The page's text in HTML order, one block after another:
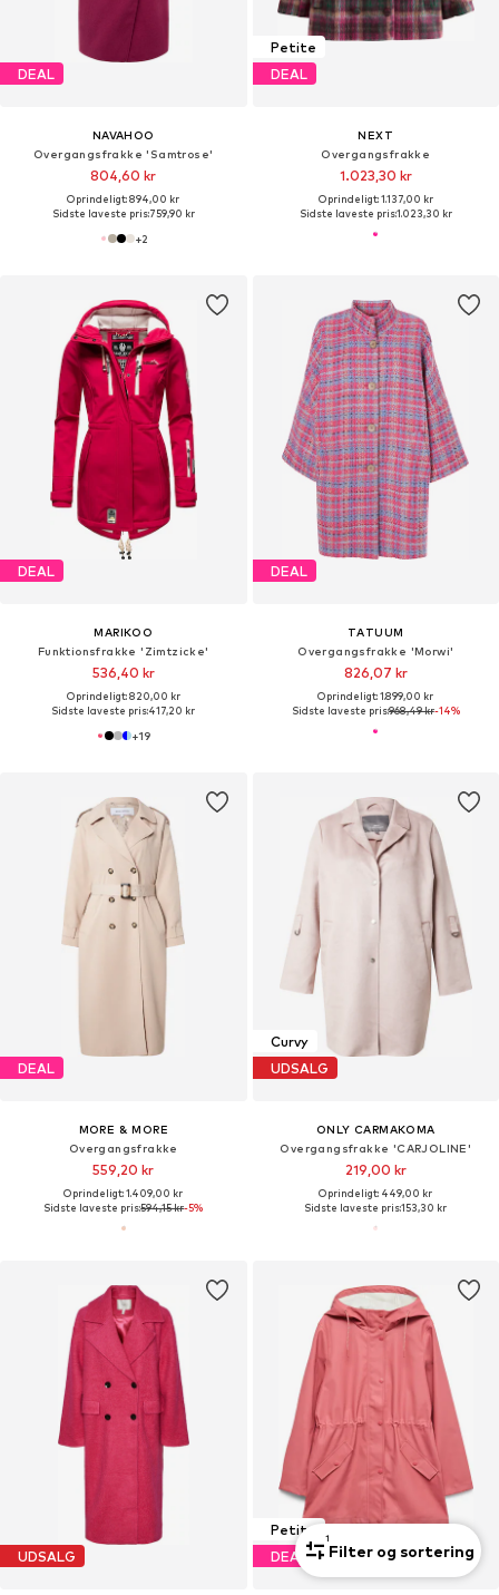
DEAL
NAVAHOO
Overgangsfrakke 'Samtrose'
804,60 kr
Oprindeligt: 894,00 kr
Sidste laveste pris:759,90 kr
+2
Petite
DEAL
NEXT
Overgangsfrakke
1.023,30 kr
Oprindeligt: 1.137,00 kr
Sidste laveste pris:1.023,30 kr
DEAL
MARIKOO
Funktionsfrakke 'Zimtzicke'
536,40 kr
Oprindeligt: 820,00 kr
Sidste laveste pris:417,20 kr
+19
DEAL
TATUUM
Overgangsfrakke 'Morwi'
826,07 kr
Oprindeligt: 1.899,00 kr
Sidste laveste pris:968,49 kr-14%
DEAL
MORE & MORE
Overgangsfrakke
559,20 kr
Oprindeligt: 1.409,00 kr
Sidste laveste pris:594,15 kr-5%
Curvy
UDSALG
ONLY CARMAKOMA
Overgangsfrakke 'CARJOLINE'
219,00 kr
Oprindeligt: 449,00 kr
Sidste laveste pris:153,30 kr
UDSALG
Petite
DEAL
1
Filter og sortering